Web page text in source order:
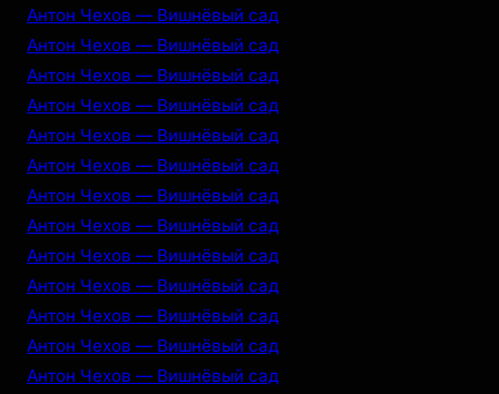
Антон Чехов — Вишнёвый сад
Антон Чехов — Вишнёвый сад
Антон Чехов — Вишнёвый сад
Антон Чехов — Вишнёвый сад
Антон Чехов — Вишнёвый сад
Антон Чехов — Вишнёвый сад
Антон Чехов — Вишнёвый сад
Антон Чехов — Вишнёвый сад
Антон Чехов — Вишнёвый сад
Антон Чехов — Вишнёвый сад
Антон Чехов — Вишнёвый сад
Антон Чехов — Вишнёвый сад
Антон Чехов — Вишнёвый сад